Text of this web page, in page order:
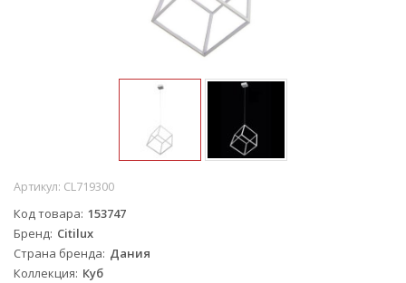
Артикул: CL719300
Код товара 153747
Бренд Citilux
Страна бренда Дания
Коллекция Куб